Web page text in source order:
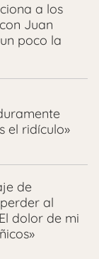
a los
Juan
poco la
el ridículo»
de
al
dolor de mi